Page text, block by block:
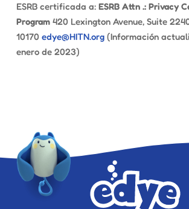
ESRB certificada a: ESRB Attn .: Privacy
Program420 Lexington Avenue, Suite
10170 edye@HITN.org(Información
enero de 2023)